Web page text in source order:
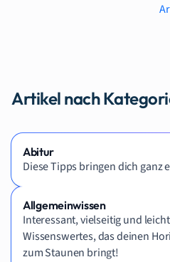
Artikel nach
Abitur
Diese Tipps bringen dich ganz
Allgemeinwissen
Interessant, vielseitig und
Wissenswertes, das deinen
zum Staunen bringt!